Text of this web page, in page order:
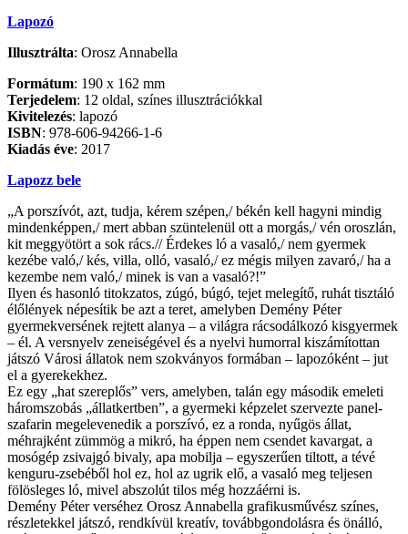
Lapozó
Illusztrálta: Orosz Annabella
Formátum: 190 x 162 mm
Terjedelem: 12 oldal, színes illusztrációkkal
Kivitelezés: lapozó
ISBN: 978-606-94266-1-6
Kiadás éve: 2017
Lapozz bele
„A porszívót, azt, tudja, kérem szépen,/ békén kell hagyni mindig
mindenképpen,/ mert abban szüntelenül ott a morgás,/ vén oroszlán,
kit meggyötört a sok rács.// Érdekes ló a vasaló,/ nem gyermek
kezébe való,/ kés, villa, olló, vasaló,/ ez mégis milyen zavaró,/ ha a
kezembe nem való,/ minek is van a vasaló?!”
Ilyen és hasonló titokzatos, zúgó, búgó, tejet melegítő, ruhát tisztáló
élőlények népesítik be azt a teret, amelyben Demény Péter
gyermekversének rejtett alanya – a világra rácsodálkozó kisgyermek
– él. A versnyelv zeneiségével és a nyelvi humorral kiszámítottan
játszó Városi állatok nem szokványos formában – lapozóként – jut
el a gyerekekhez.
Ez egy „hat szereplős” vers, amelyben, talán egy második emeleti
háromszobás „állatkertben”, a gyermeki képzelet szervezte panel-
szafarin megelevenedik a porszívó, ez a ronda, nyűgös állat,
méhrajként zümmög a mikró, ha éppen nem csendet kavargat, a
mosógép zsivajgó bivaly, apa mobilja – egyszerűen tiltott, a tévé
kenguru-zsebéből hol ez, hol az ugrik elő, a vasaló meg teljesen
fölösleges ló, mivel abszolút tilos még hozzáérni is.
Demény Péter verséhez Orosz Annabella grafikusművész színes,
részletekkel játszó, rendkívül kreatív, továbbgondolásra és önálló,